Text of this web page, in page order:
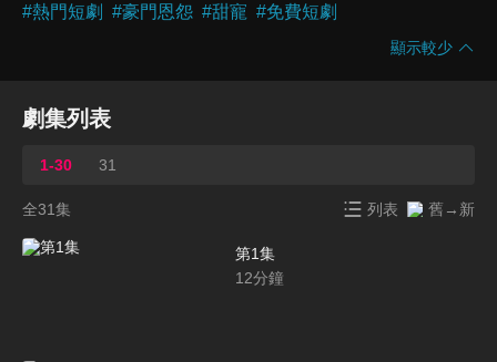
#熱門短劇 #豪門恩怨 #甜寵 #免費短劇
顯示較少
劇集列表
1-30 31
全31集 列表 舊→新
第1集
12分鐘